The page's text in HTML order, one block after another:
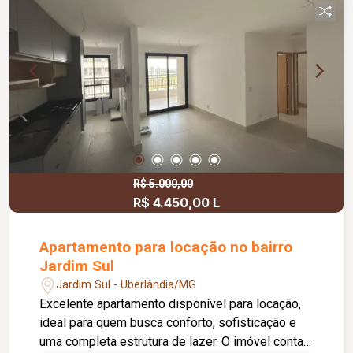
proporcionando conforto e praticidade para toda
a família.
R$ 5.000,00
R$ 4.450,00 L
Apartamento para locação no bairro
Jardim Sul
Jardim Sul - Uberlândia/MG
Excelente apartamento disponível para locação,
ideal para quem busca conforto, sofisticação e
uma completa estrutura de lazer. O imóvel conta